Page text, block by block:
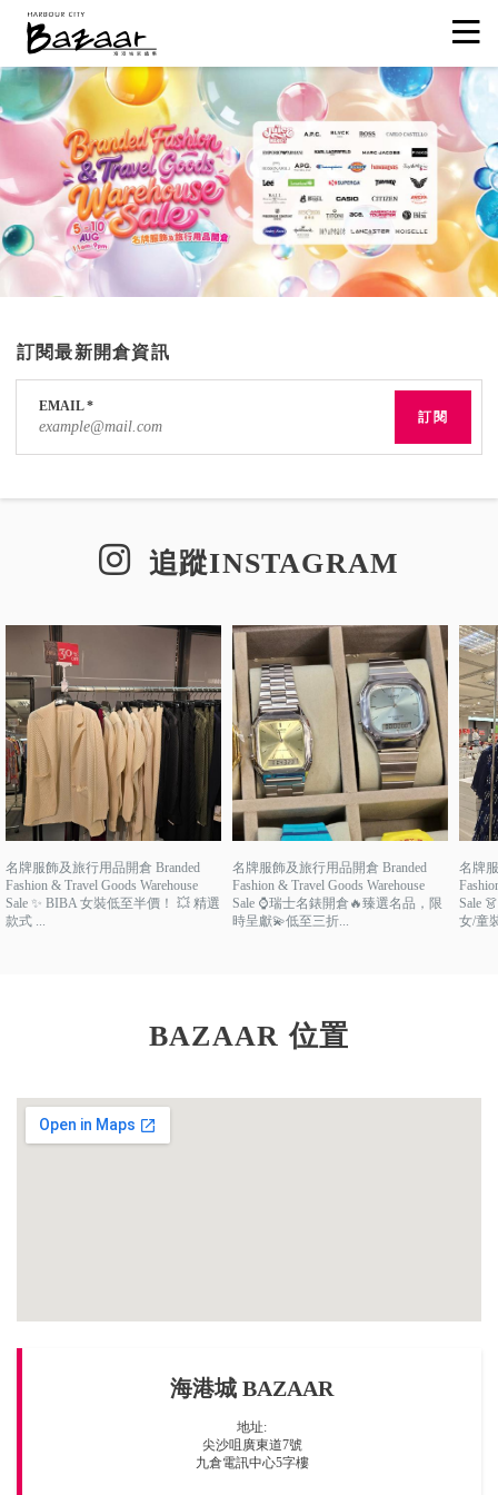
訂閱最新開倉資訊
訂閱
EMAIL*
追蹤INSTAGRAM
名牌服飾及旅行用品開倉 Branded
Fashion & Travel Goods Warehouse
Sale ✨ BIBA 女裝低至半價！ 💥 精選
款式 ...
名牌服飾及旅行用品開倉 Branded
Fashion & Travel Goods Warehouse
Sale ⌚瑞士名錶開倉🔥臻選名品，限
時呈獻💫低至三折...
名牌
Sale
女/童
BAZAAR 位置
海港城 BAZAAR
地址:
尖沙咀廣東道7號
九倉電訊中心5字樓